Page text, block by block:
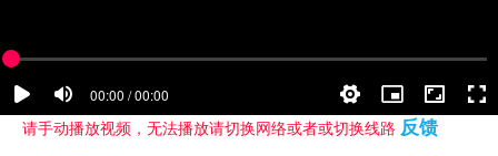
请手动播放视频，无法播放请切换网络或者或切换线路 反馈